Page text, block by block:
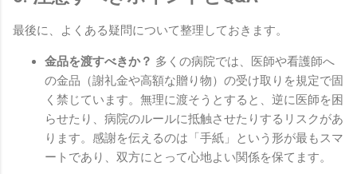
最後に、よくある疑問について整理しておきます。
金品を渡すべきか？ 多くの病院では、医師や看護師へ
の金品（謝礼金や高額な贈り物）の受け取りを規定で固
く禁じています。無理に渡そうとすると、逆に医師を困
らせたり、病院のルールに抵触させたりするリスクがあ
ります。感謝を伝えるのは「手紙」という形が最もスマ
ートであり、双方にとって心地よい関係を保てます。